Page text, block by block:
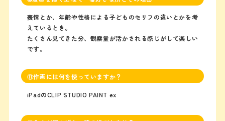
表情とか、年齢や性格による子どものセリフの違いとかを考
えているとき。
たくさん見てきた分、観察量が活かされる感じがして楽しい
です。
⑪作画には何を使っていますか？
iPadのCLIP STUDIO PAINT ex